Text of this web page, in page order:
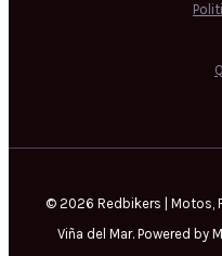
© 2026 Redbikers | Motos,
Viña del Mar. Powered by